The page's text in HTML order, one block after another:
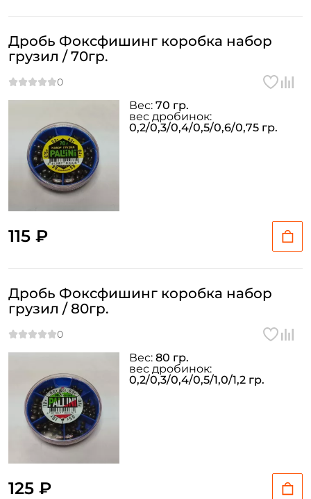
Дробь Фоксфишинг коробка набор
грузил / 70гр.
115 ₽
Вес: 70 гр.
вес дробинок:
0,2/0,3/0,4/0,5/0,6/0,75 гр.
Дробь Фоксфишинг коробка набор
грузил / 80гр.
125 ₽
Вес: 80 гр.
вес дробинок:
0,2/0,3/0,4/0,5/1,0/1,2 гр.
Придумайте пароль: *
Повторите пароль: *
Заполняя данную форму вы соглашаетесь на обработку
персональных данных
У меня уже есть аккаунт